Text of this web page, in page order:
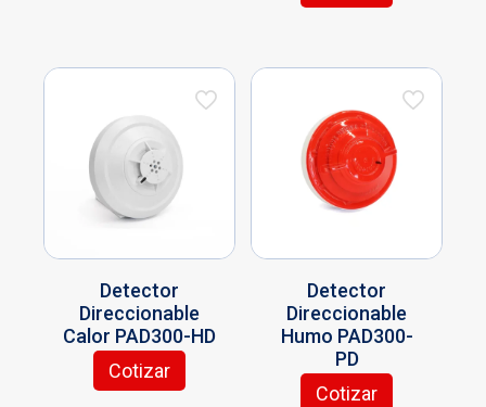
Detector
Direccionable
Calor PAD300-HD
Cotizar
Detector
Direccionable
Humo PAD300-
PD
Cotizar